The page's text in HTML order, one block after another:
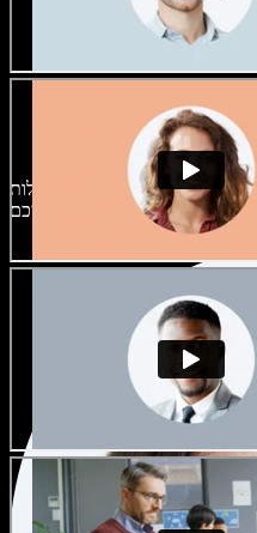
וגברים במגוון
דבר. בחרו מתוך מאות קולות